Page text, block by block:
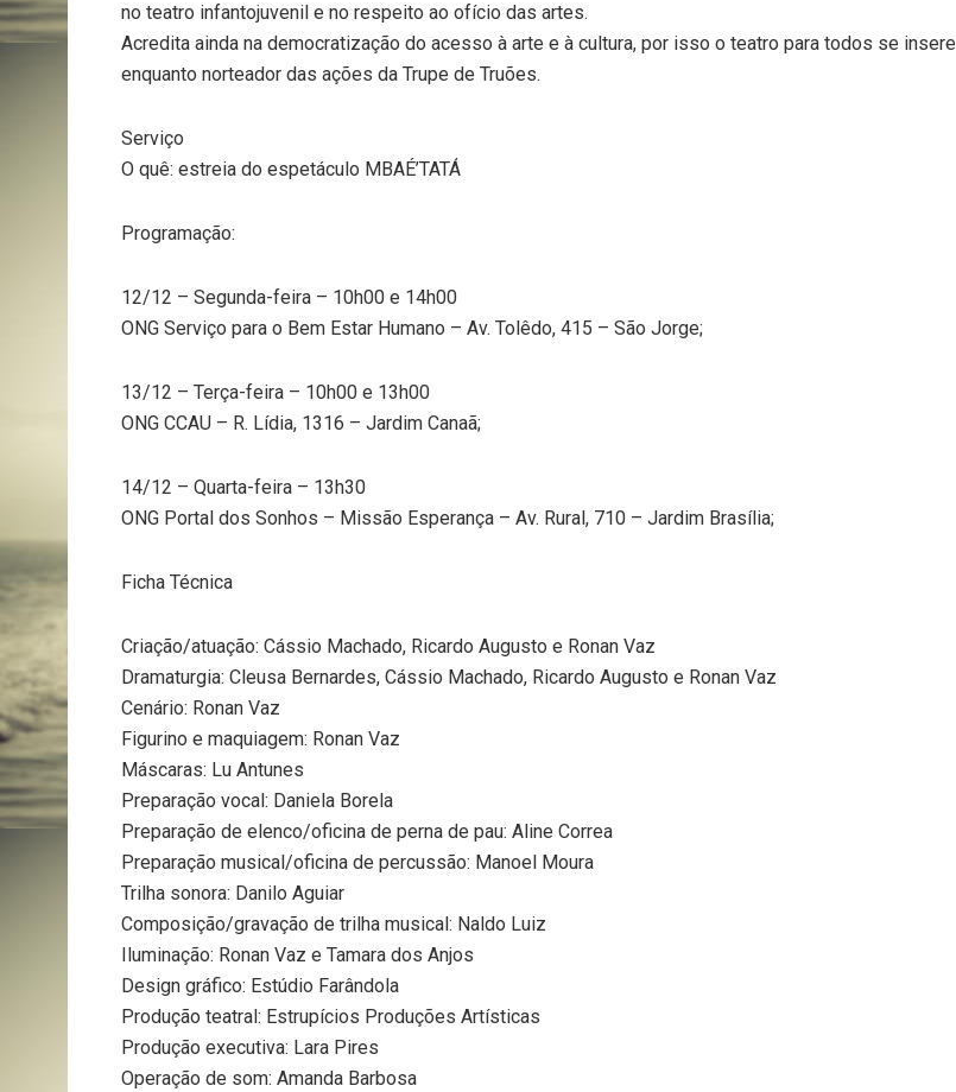
no teatro infantojuvenil e no respeito ao ofício das artes.
Acredita ainda na democratização do acesso à arte e à cultura, por isso o teatro para todos se insere
enquanto norteador das ações da Trupe de Truões.
Serviço
O quê: estreia do espetáculo MBAÉ’TATÁ
Programação:
12/12 – Segunda-feira – 10h00 e 14h00
ONG Serviço para o Bem Estar Humano – Av. Tolêdo, 415 – São Jorge;
13/12 – Terça-feira – 10h00 e 13h00
ONG CCAU – R. Lídia, 1316 – Jardim Canaã;
14/12 – Quarta-feira – 13h30
ONG Portal dos Sonhos – Missão Esperança – Av. Rural, 710 – Jardim Brasília;
Ficha Técnica
Criação/atuação: Cássio Machado, Ricardo Augusto e Ronan Vaz
Dramaturgia: Cleusa Bernardes, Cássio Machado, Ricardo Augusto e Ronan Vaz
Cenário: Ronan Vaz
Figurino e maquiagem: Ronan Vaz
Máscaras: Lu Antunes
Preparação vocal: Daniela Borela
Preparação de elenco/oficina de perna de pau: Aline Correa
Preparação musical/oficina de percussão: Manoel Moura
Trilha sonora: Danilo Aguiar
Composição/gravação de trilha musical: Naldo Luiz
Iluminação: Ronan Vaz e Tamara dos Anjos
Design gráfico: Estúdio Farândola
Produção teatral: Estrupícios Produções Artísticas
Produção executiva: Lara Pires
Operação de som: Amanda Barbosa